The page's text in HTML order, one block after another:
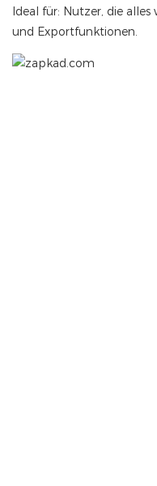
Ideal für: Nutzer, die alles
und Exportfunktionen.